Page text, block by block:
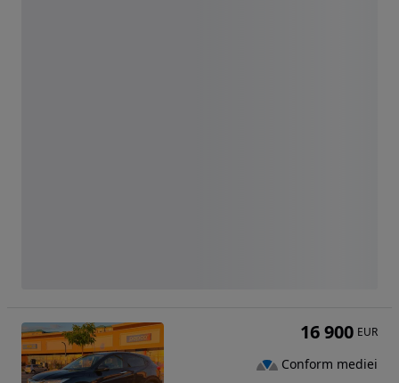
16 900 EUR
Conform mediei